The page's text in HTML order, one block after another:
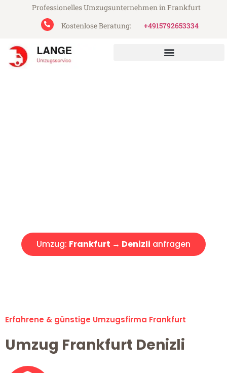
Professionelles Umzugsunternehmen in Frankfurt
Kostenlose Beratung:
+4915792653334
Umzug: Frankfurt → Denizli anfragen
Erfahrene & günstige Umzugsfirma Frankfurt
Umzug Frankfurt Denizli